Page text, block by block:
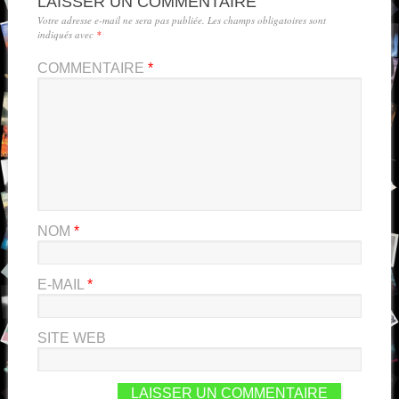
Votre adresse e-mail ne sera pas publiée. Les champs obligatoires sont
indiqués avec *
COMMENTAIRE *
NOM *
E-MAIL *
SITE WEB